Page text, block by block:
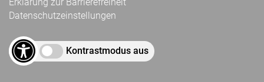
Datenschutzeinstellungen
Kontrastmodus aus